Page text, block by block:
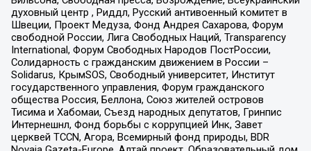
духовный центр , Риддл, Русский антивоенный комитет в
Швеции, Проект Медуза, Фонд Андрея Сахарова, Форум
свободной России, Лига Свободных Наций, Transparеncy
International, Форум Свободных Народов ПостРоссии,
Солидарность с гражданским движением в России –
Solidarus, КрымSOS, Свободный университет, Институт
государственного управления, Форум гражданского
общества Россия, Беллона, Союз жителей островов
Тисима и Хабомаи, Съезд народных депутатов, Гринпис
Интернешнл, Фонд борьбы с коррупцией Инк, Завет
церквей TCCN, Агора, Всемирный фонд природы, BDR